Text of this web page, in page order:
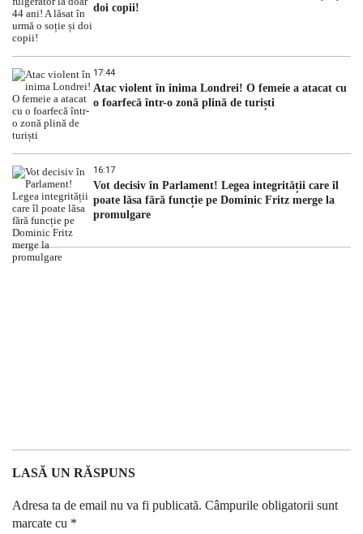
doi copii!
17:44
Atac violent în inima Londrei! O femeie a atacat cu
o foarfecă într-o zonă plină de turiști
16:17
Vot decisiv în Parlament! Legea integrității care îl
poate lăsa fără funcție pe Dominic Fritz merge la
promulgare
LASĂ UN RĂSPUNS
Adresa ta de email nu va fi publicată. Câmpurile obligatorii sunt
marcate cu *